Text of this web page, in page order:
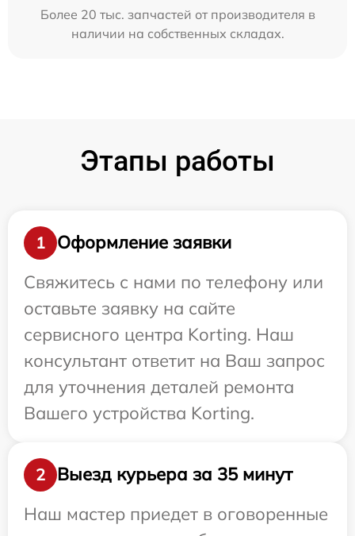
Более 20 тыс. запчастей от производителя в
наличии на собственных складах.
Этапы работы
1
Оформление заявки
Свяжитесь с нами по телефону или
оставьте заявку на сайте
сервисного центра Korting. Наш
консультант ответит на Ваш запрос
для уточнения деталей ремонта
Вашего устройства Korting.
2
Выезд курьера за 35 минут
Наш мастер приедет в оговоренные